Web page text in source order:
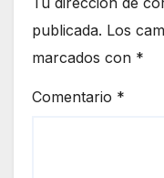
publicada. Los
marcados con *
Comentario *